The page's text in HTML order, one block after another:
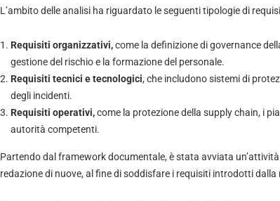
L’ambito delle analisi ha riguardato le seguenti tipologie di
Requisiti organizzativi,come la definizione di governance
gestione del rischio e la formazione del personale.
Requisiti tecnici e tecnologici, che includono sistemi di
degli incidenti.
Requisiti operativi,come la protezione della supply chain, i
autorità competenti.
Partendo dal framework documentale, è stata avviata
redazione di nuove, al fine di soddisfare i requisiti introdotti